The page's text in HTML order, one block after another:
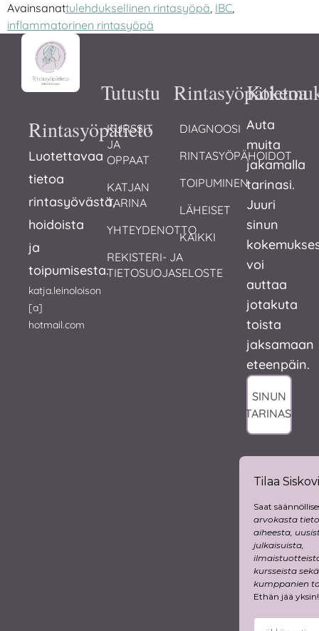
Avainsanattulehduksellinen rintasyöpä, IBC,
inflammatorinen rintasyöpä
Rintasyöpätieto
Luotettavaa
tietoa
rintasyövästä,
hoidoista
ja
toipumisesta.
katja.leinoloison
[a]
hotmail.com
Tutustu
KURSSIT
JA
OPPAAT
KATJAN
TARINA
YHTEYDENOTTO
REKISTERI- JA
TIETOSUOJASELOSTE
Rintasyöpätietoa
DIAGNOOSI
RINTASYÖPÄHOIDOT
TOIPUMINEN
LÄHEISET
KAIKKI
Auta
muita
jakamalla
tarinasi.
Juuri
sinun
voi
auttaa
jotakuta
toista
jaksamaan
eteenpäin.
SINUN
TARINASI
Tilaa
Saat
arvokasta
aiheesta,
julkaisuista,
kursseista sekä
kumppanien
Ethän jää yksin!